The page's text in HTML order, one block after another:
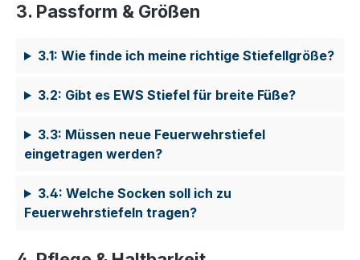
3. Passform & Größen
3.1: Wie finde ich meine richtige Stiefellgröße?
3.2: Gibt es EWS Stiefel für breite Füße?
3.3: Müssen neue Feuerwehrstiefel
eingetragen werden?
3.4: Welche Socken soll ich zu
Feuerwehrstiefeln tragen?